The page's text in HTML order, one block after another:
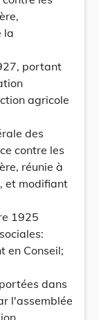
la
portant
agricole
des
contre les
réunie à
et modifiant
1925
en Conseil;
dans
l'assemblée